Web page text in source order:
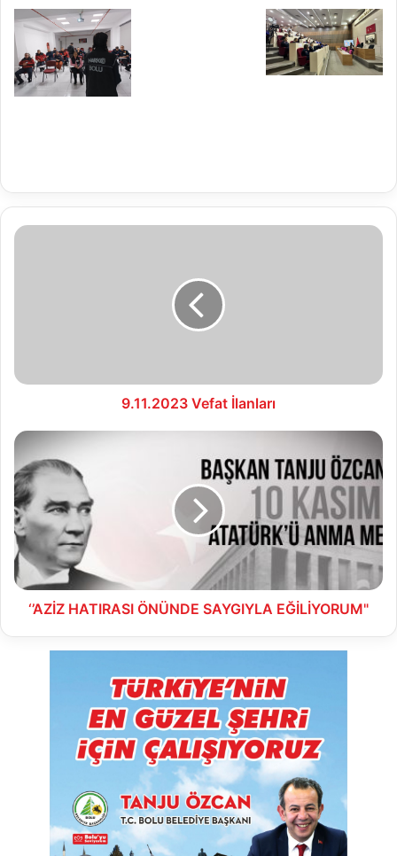
9.11.2023
9.11.2023 Vefat İlanları
‘’AZİZ
HATIRASI
ÖNÜNDE
SAYGIYLA
EĞİLİYORUM"
‘’AZİZ HATIRASI ÖNÜNDE SAYGIYLA EĞİLİYORUM"